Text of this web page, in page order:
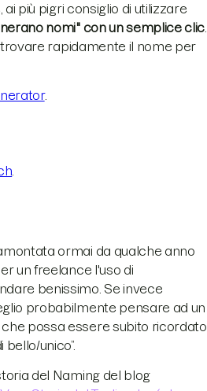
più pigri consiglio di utilizzare
nomi" con un semplice clic
rapidamente il nome per
.
ormai da qualche anno
un freelance l'uso di
benissimo. Se invece
probabilmente pensare ad un
possa essere subito ricordato
unico”.
del Naming del blog